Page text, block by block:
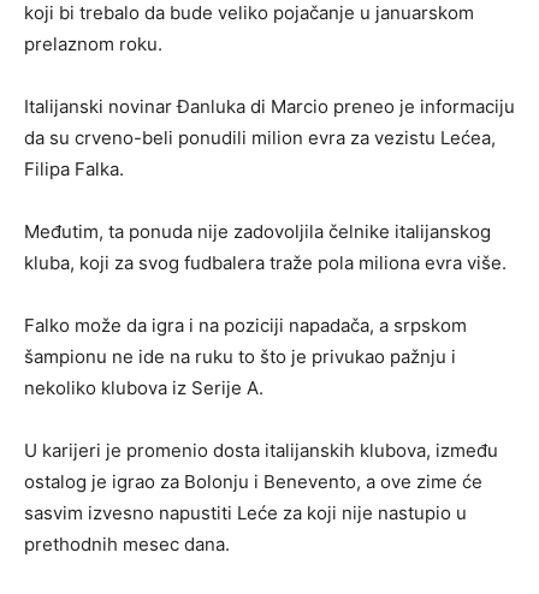
koji bi trebalo da bude veliko pojačanje u januarskom
prelaznom roku.
Italijanski novinar Đanluka di Marcio preneo je informaciju
da su crveno-beli ponudili milion evra za vezistu Lećea,
Filipa Falka.
Međutim, ta ponuda nije zadovoljila čelnike italijanskog
kluba, koji za svog fudbalera traže pola miliona evra više.
Falko može da igra i na poziciji napadača, a srpskom
šampionu ne ide na ruku to što je privukao pažnju i
nekoliko klubova iz Serije A.
U karijeri je promenio dosta italijanskih klubova, između
ostalog je igrao za Bolonju i Benevento, a ove zime će
sasvim izvesno napustiti Leće za koji nije nastupio u
prethodnih mesec dana.